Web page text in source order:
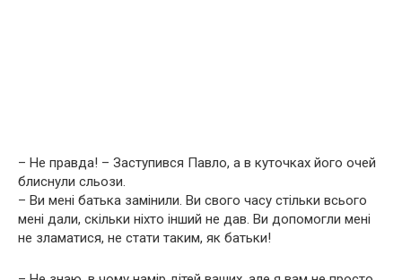
– Не правда! – Заступився Павло, а в куточках його очей
блиснули сльози.
– Ви мені батька замінили. Ви свого часу стільки всього
мені дали, скільки ніхто інший не дав. Ви допомогли мені
не зламатися, не стати таким, як батьки!